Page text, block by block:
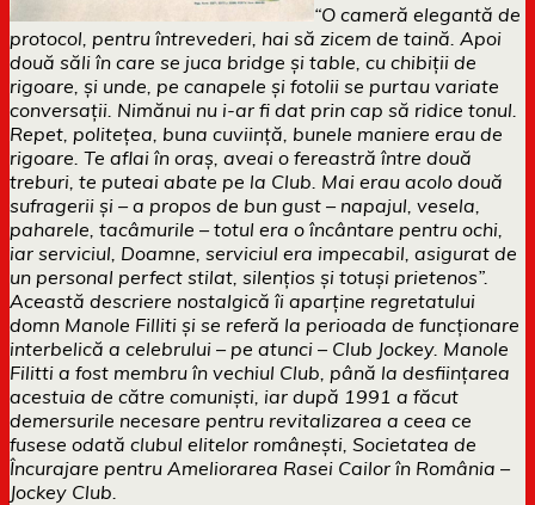
“O cameră elegantă de
protocol, pentru întrevederi, hai să zicem de taină. Apoi
două săli în care se juca bridge și table, cu chibiții de
rigoare, și unde, pe canapele și fotolii se purtau variate
conversații. Nimănui nu i-ar fi dat prin cap să ridice tonul.
Repet, politețea, buna cuviință, bunele maniere erau de
rigoare. Te aflai în oraș, aveai o fereastră între două
treburi, te puteai abate pe la Club. Mai erau acolo două
sufragerii și – a propos de bun gust – napajul, vesela,
paharele, tacâmurile – totul era o încântare pentru ochi,
iar serviciul, Doamne, serviciul era impecabil, asigurat de
un personal perfect stilat, silențios și totuși prietenos”.
Această descriere nostalgică îi aparține regretatului
domn Manole Filliti și se referă la perioada de funcționare
interbelică a celebrului – pe atunci – Club Jockey. Manole
Filitti a fost membru în vechiul Club, până la desființarea
acestuia de către comuniști, iar după 1991 a făcut
demersurile necesare pentru revitalizarea a ceea ce
fusese odată clubul elitelor românești, Societatea de
Încurajare pentru Ameliorarea Rasei Cailor în România –
Jockey Club.